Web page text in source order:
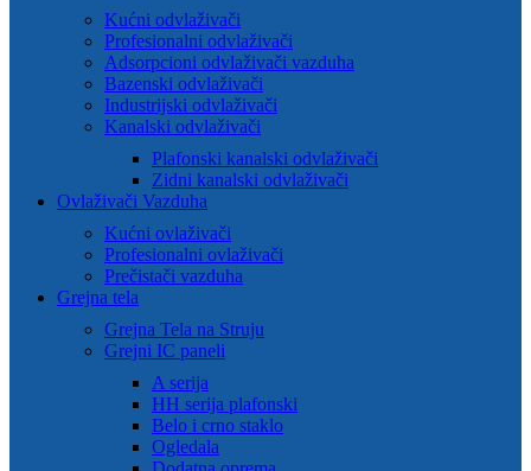
Kućni odvlaživači
Profesionalni odvlaživači
Adsorpcioni odvlaživači vazduha
Bazenski odvlaživači
Industrijski odvlaživači
Kanalski odvlaživači
Plafonski kanalski odvlaživači
Zidni kanalski odvlaživači
Ovlaživači Vazduha
Kućni ovlaživači
Profesionalni ovlaživači
Prečistači vazduha
Grejna tela
Grejna Tela na Struju
Grejni IC paneli
A serija
HH serija plafonski
Belo i crno staklo
Ogledala